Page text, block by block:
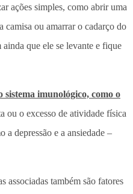
ações simples, como abrir uma
camisa ou amarrar o cadarço do
que ele se levante e fique
imunológico, como o
ou o excesso de atividade física
a depressão e a ansiedade –
associadas também são fatores